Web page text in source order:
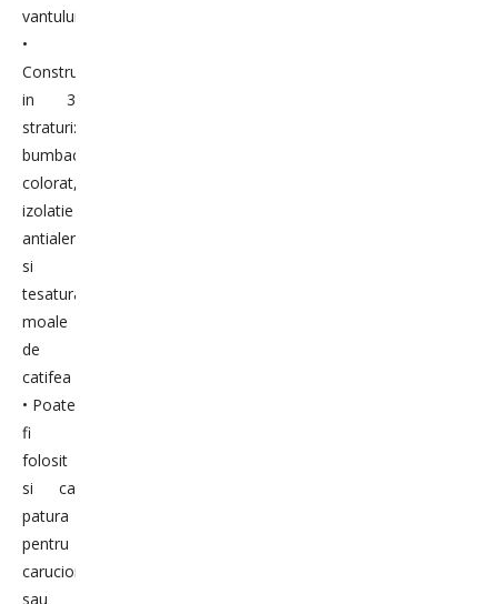
vantului
•
Constructie
in 3
straturi:
bumbac
colorat,
izolatie
antialergica
si
tesatura
moale
de
catifea
• Poate
fi
folosit
si ca
patura
pentru
carucior
sau